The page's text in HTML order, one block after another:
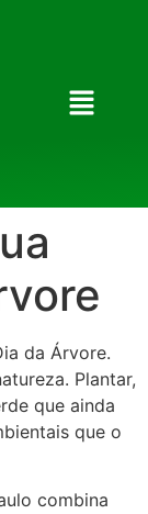
da Árvore.
Plantar,
que ainda
que o
combina